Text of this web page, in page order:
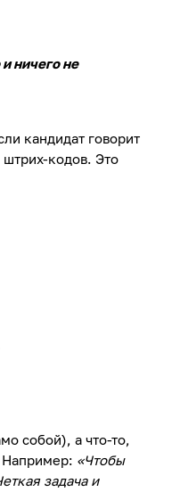
ничего не
кандидат говорит
кодов. Это
собой), а что-то,
Например: «Чтобы
задача и